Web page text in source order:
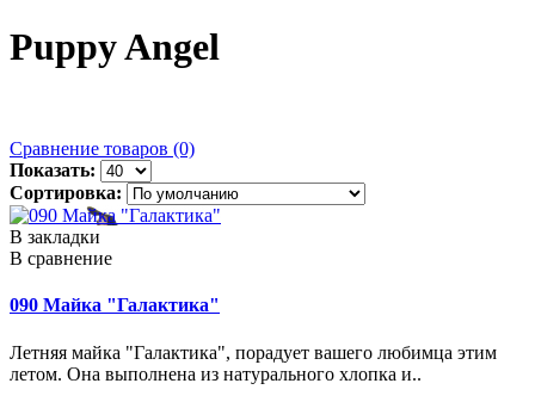
Puppy Angel
Сравнение товаров (0)
Показать:
Сортировка:
В закладки
В сравнение
090 Майка "Галактика"
Летняя майка "Галактика", порадует вашего любимца этим
летом. Она выполнена из натурального хлопка и..